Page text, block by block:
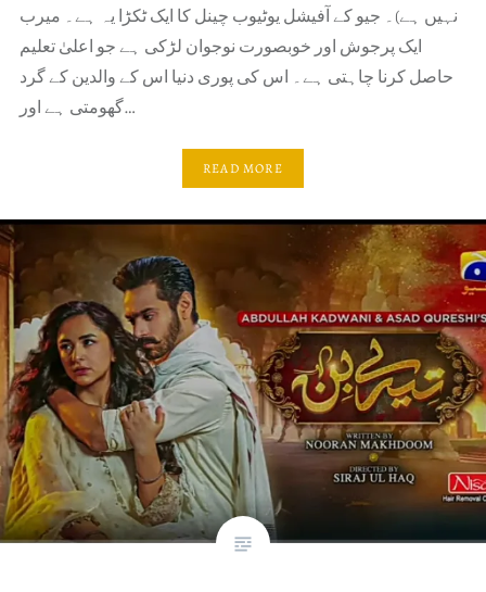
نہیں ہے)۔ جیو کے آفیشل یوٹیوب چینل کا ایک ٹکڑا یہ ہے۔ میرب
ایک پرجوش اور خوبصورت نوجوان لڑکی ہے جو اعلیٰ تعلیم
حاصل کرنا چاہتی ہے۔ اس کی پوری دنیا اس کے والدین کے گرد
گھومتی ہے اور…
READ MORE